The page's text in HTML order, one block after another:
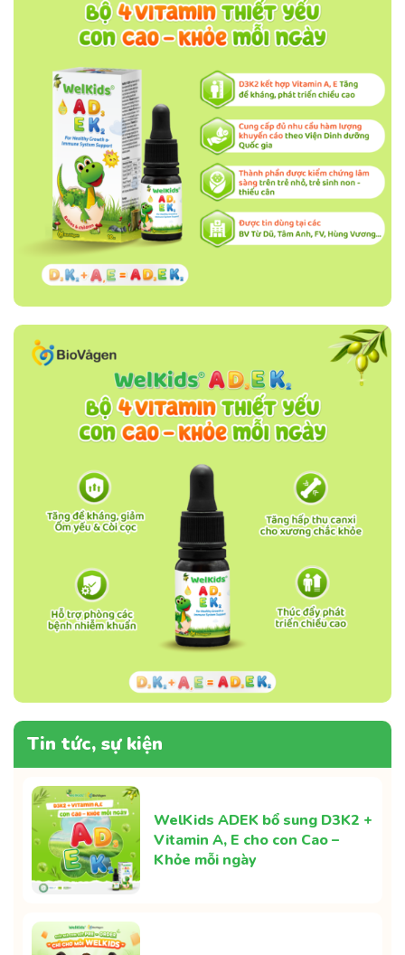
Tin tức, sự kiện
WelKids ADEK bổ sung D3K2 +
Vitamin A, E cho con Cao –
Khỏe mỗi ngày